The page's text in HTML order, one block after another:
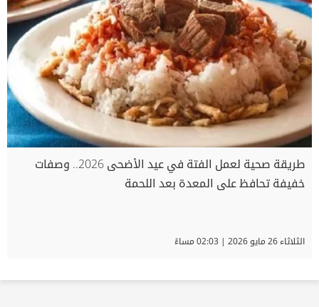
طريقة صحية لعمل الفتة في عيد الأضحى 2026.. وصفات
خفيفة تحافظ على المعدة بعد اللحمة
الثلاثاء 26 مايو 2026 | 02:03 مساءً